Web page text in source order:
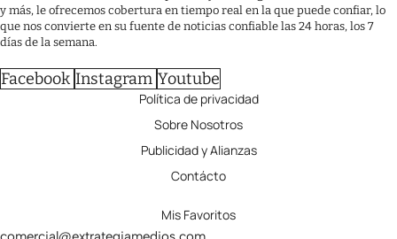
y más, le ofrecemos cobertura en tiempo real en la que puede confiar, lo
que nos convierte en su fuente de noticias confiable las 24 horas, los 7
días de la semana.
Facebook Instagram Youtube
Política de privacidad
Sobre Nosotros
Publicidad y Alianzas
Contácto
Mis Favoritos